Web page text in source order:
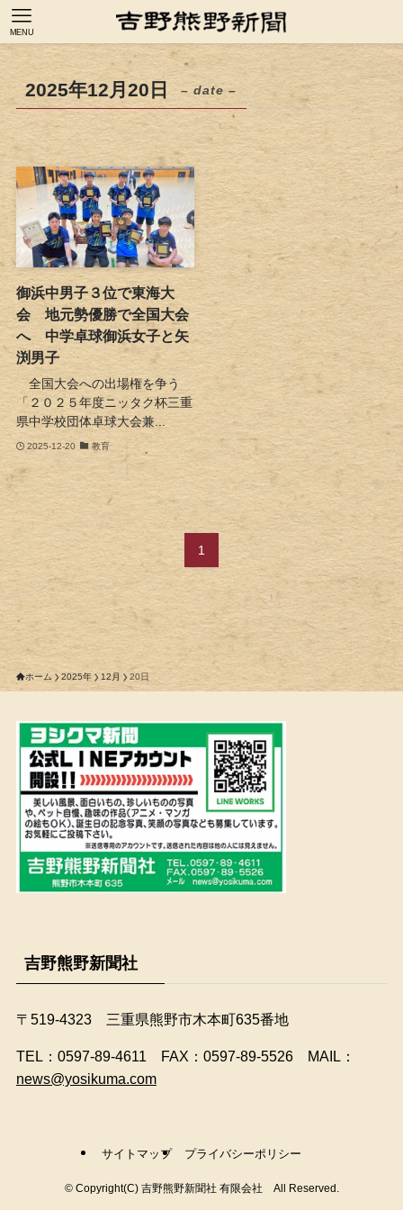
MENU
2025年12月20日 – date –
御浜中男子３位で東海大
会 地元勢優勝で全国大会
へ 中学卓球御浜女子と矢
渕男子
全国大会への出場権を争う
「２０２５年度ニッタク杯三重
県中学校団体卓球大会兼...
2025-12-20 教育
1
ホーム 2025年 12月 20日
吉野熊野新聞社
〒519-4323 三重県熊野市木本町635番地
​TEL：0597-89-4611 FAX：0597-89-5526 MAIL：
news@yosikuma.com
サイトマップ プライバシーポリシー
©Copyright(C) 吉野熊野新聞社 有限会社 All Reserved.